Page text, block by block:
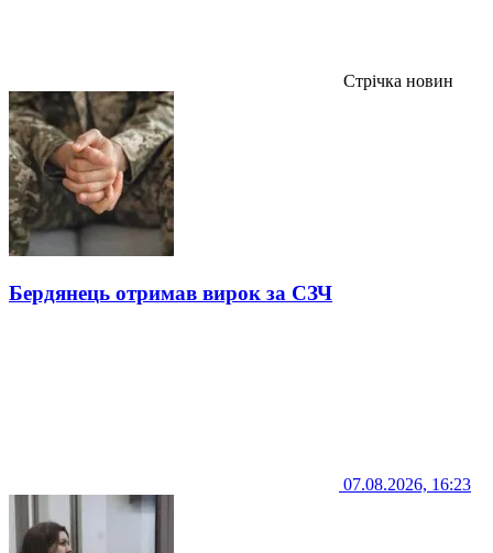
Стрічка новин
Бердянець отримав вирок за СЗЧ
07.08.2026, 16:23